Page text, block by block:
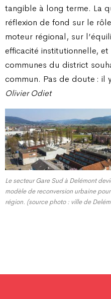
tangible à long terme. La
réflexion de fond sur le
moteur régional, sur
efficacité institutionnelle,
communes du district
commun. Pas de doute :
Olivier Odiet
Le secteur Gare Sud à Delémont
modèle de reconversion urbaine
région. (source photo : ville de